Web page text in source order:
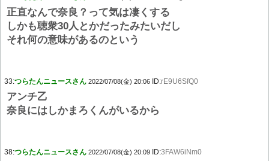
正直なんで奈良？って気は凄くする
しかも聴衆30人とかだったみたいだし
それ何の意味があるのという
33:つらたんニュースさん 2022/07/08(金) 20:06 ID:rE9U6SfQ0
アンチ乙
奈良にはしかまろくんがいるから
38:つらたんニュースさん 2022/07/08(金) 20:09 ID:3FAW6iNm0